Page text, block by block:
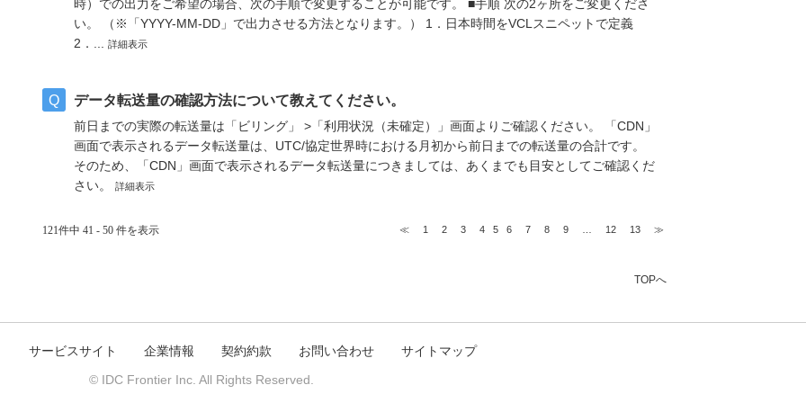
時）での出力をご希望の場合、次の手順で変更することが可能です。 ■手順 次の2ヶ所をご変更くださ
い。 （※「YYYY-MM-DD」で出力させる方法となります。） 1．日本時間をVCLスニペットで定義
2．... 詳細表示
データ転送量の確認方法について教えてください。
前日までの実際の転送量は「ビリング」 >「利用状況（未確定）」画面よりご確認ください。 「CDN」
画面で表示されるデータ転送量は、UTC/協定世界時における月初から前日までの転送量の合計です。
そのため、「CDN」画面で表示されるデータ転送量につきましては、あくまでも目安としてご確認くだ
さい。
詳細表示
121件中 41 - 50 件を表示 ≪ 1 2 3 4 5 6 7 8 9 12 13 ≫
TOPへ
サービスサイト 企業情報 契約約款 お問い合わせ
サイトマップ
© IDC Frontier Inc. All Rights Reserved.